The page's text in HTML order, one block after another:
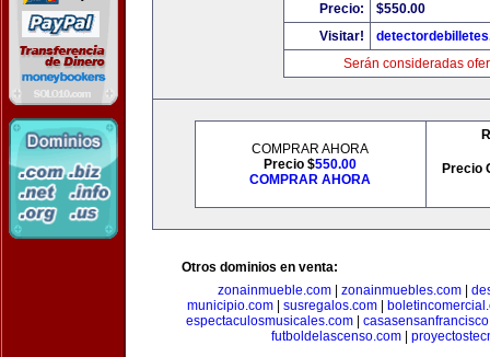
Precio:
$550.00
Visitar!
Serán consideradas
COMPRAR AHORA
Precio $550.00
COMPRAR AHORA
Precio
Otros dominios en venta:
zonainmueble.com
zonainmuebles.com
municipio.com| susregalos.com|
espectaculosmusicales.com|
futboldelascenso.com